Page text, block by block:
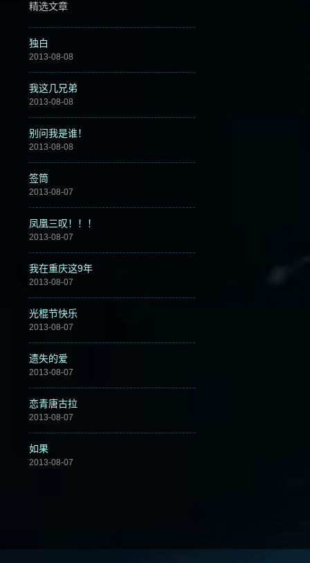
精选文章
独白
2013-08-08
我这几兄弟
2013-08-08
别问我是谁！
2013-08-08
签筒
2013-08-07
凤凰三叹！！！
2013-08-07
我在重庆这9年
2013-08-07
光棍节快乐
2013-08-07
遗失的爱
2013-08-07
恋青唐古拉
2013-08-07
如果
2013-08-07